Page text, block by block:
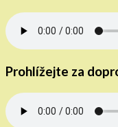
Prohlížejte za